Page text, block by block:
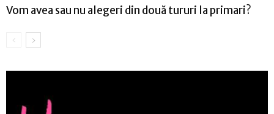
Vom avea sau nu alegeri din două tururi la primari?